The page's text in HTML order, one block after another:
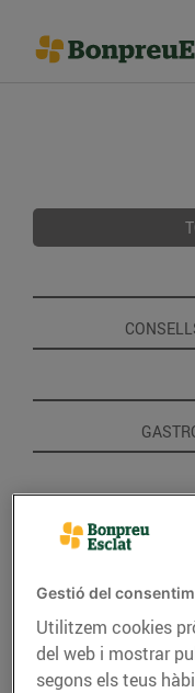
Gestió del
Utilitzem cookies
del web i mostrar
segons els teus